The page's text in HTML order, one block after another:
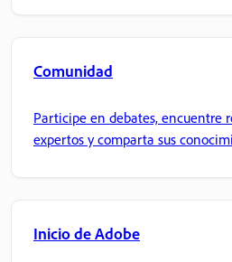
Comunidad
Participe en debates, encuentre
expertos y comparta sus
Inicio de Adobe